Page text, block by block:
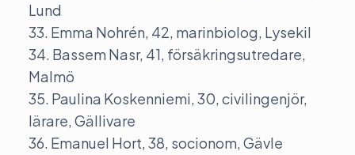
Lund
33. Emma Nohrén, 42, marinbiolog, Lysekil
34. Bassem Nasr, 41, försäkringsutredare,
Malmö
35. Paulina Koskenniemi, 30, civilingenjör,
lärare, Gällivare
36. Emanuel Hort, 38, socionom, Gävle